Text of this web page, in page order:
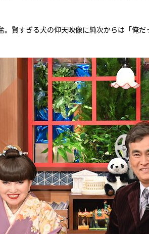
賢すぎる犬の仰天映像に純次からは「俺